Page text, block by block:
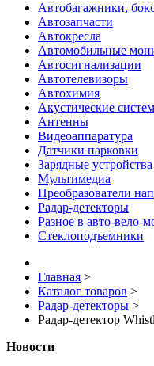
Автобагажники,
Автозапчасти
Автокресла
Автомобильные
Автосигнализации
Автотелевизоры
Автохимия
Акустические
Антенны
Видеоаппаратура
Датчики парковки
Зарядные устройства
Мультимедиа
Преобразователи
Радар-детекторы
Разное в авто-вело-
Стеклоподъемники
Главная >
Каталог товаров >
Радар-детекторы >
Радар-детектор
Новости